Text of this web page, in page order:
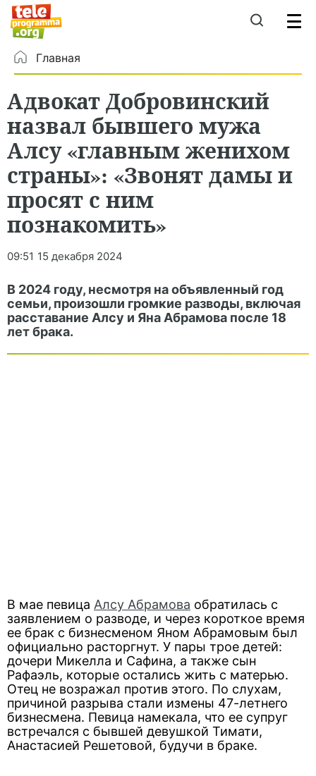
Главная
Адвокат Добровинский
назвал бывшего мужа
Алсу «главным женихом
страны»: «Звонят дамы и
просят с ним
познакомить»
09:51 15 декабря 2024
В 2024 году, несмотря на объявленный год
семьи, произошли громкие разводы, включая
расставание Алсу и Яна Абрамова после 18
лет брака.
В мае певица Алсу Абрамова обратилась с
заявлением о разводе, и через короткое время
ее брак с бизнесменом Яном Абрамовым был
официально расторгнут. У пары трое детей:
дочери Микелла и Сафина, а также сын
Рафаэль, которые остались жить с матерью.
Отец не возражал против этого. По слухам,
причиной разрыва стали измены 47-летнего
бизнесмена. Певица намекала, что ее супруг
встречался с бывшей девушкой Тимати,
Анастасией Решетовой, будучи в браке.